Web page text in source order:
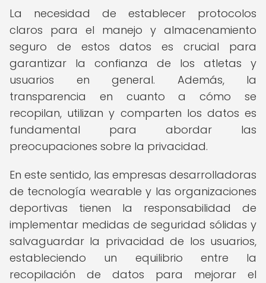
La necesidad de establecer protocolos
claros para el manejo y almacenamiento
seguro de estos datos es crucial para
garantizar la confianza de los atletas y
usuarios en general. Además, la
transparencia en cuanto a cómo se
recopilan, utilizan y comparten los datos es
fundamental para abordar las
preocupaciones sobre la privacidad.
En este sentido, las empresas desarrolladoras
de tecnología wearable y las organizaciones
deportivas tienen la responsabilidad de
implementar medidas de seguridad sólidas y
salvaguardar la privacidad de los usuarios,
estableciendo un equilibrio entre la
recopilación de datos para mejorar el